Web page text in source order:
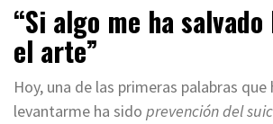
“Si algo me ha
el arte”
Hoy, una de las primeras palabras que
levantarme ha sido prevención del